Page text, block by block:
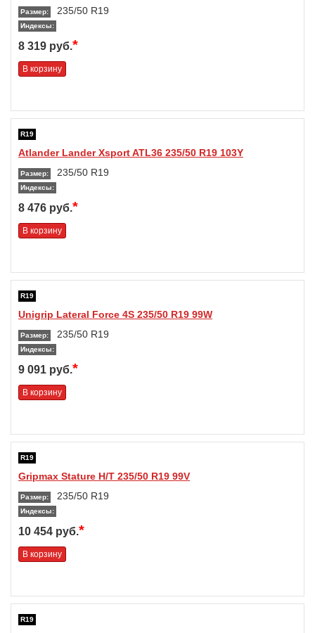
Размер: 235/50 R19
Индексы:
8 319 руб.*
В корзину
R19
Atlander Lander Xsport ATL36 235/50 R19 103Y
Размер: 235/50 R19
Индексы:
8 476 руб.*
В корзину
R19
Unigrip Lateral Force 4S 235/50 R19 99W
Размер: 235/50 R19
Индексы:
9 091 руб.*
В корзину
R19
Gripmax Stature H/T 235/50 R19 99V
Размер: 235/50 R19
Индексы:
10 454 руб.*
В корзину
R19